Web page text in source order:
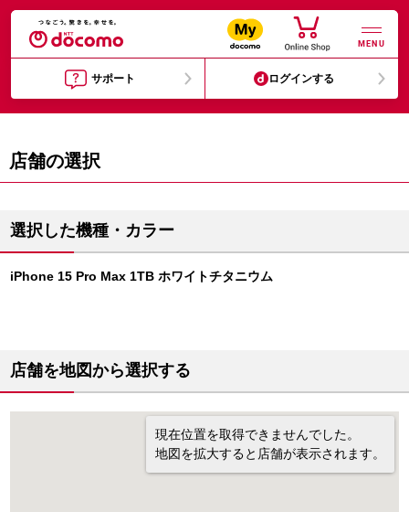
MENU
サポート ログインする
店舗の選択
選択した機種・カラー
iPhone 15 Pro Max 1TB ホワイトチタニウム
店舗を地図から選択する
現在位置を取得できませんでした。
地図を拡大すると店舗が表示されます。